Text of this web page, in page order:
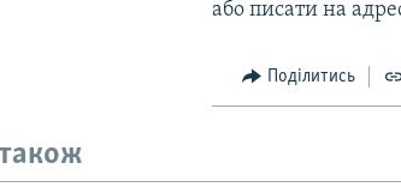
або писати на
Поділитись